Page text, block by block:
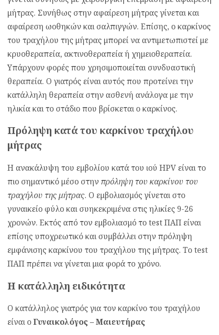
μήτρας. Συνήθως στην αφαίρεση μήτρας γίνεται και
αφαίρεση ωοθηκών και σαλπιγγών. Επίσης, ο καρκίνος
του τραχήλου της μήτρας μπορεί να αντιμετωπιστεί με
κρυοθεραπεία, ακτινοθεραπεία ή χημειοθεραπεία.
Υπάρχουν φορές που χρησιμοποιείται συνδυαστική
θεραπεία. Ο γιατρός είναι αυτός που προτείνει την
κατάλληλη θεραπεία στην ασθενή ανάλογα με την
ηλικία και το στάδιο που βρίσκεται ο καρκίνος.
Πρόληψη κατά του καρκίνου τραχήλου
μήτρας
Η ανακάλυψη του εμβολίου κατά του ιού HPV είναι το
πιο σημαντικό μέσο στην πρόληψη του καρκίνου του
τραχήλου της μήτρας. Ο εμβολιασμός γίνεται στο
γυναικείο φύλο και συηκεκριμένα στις ηλικίες 9-26
χρονών. Εκτός από τον εμβολιασμό το test ΠΑΠ είναι
επίσης υποχρεωτικό και συμβάλλει στην πρόληψη
εμφάνισης καρκίνου του τραχήλου της μήτρας. Το test
ΠΑΠ πρέπει να γίνεται μια φορά το χρόνο.
Η κατάλληλη ειδικότητα
Ο κατάλληλος γιατρός για τον καρκίνο του τραχήλου
είναι οΓυναικολόγος – Μαιευτήρας